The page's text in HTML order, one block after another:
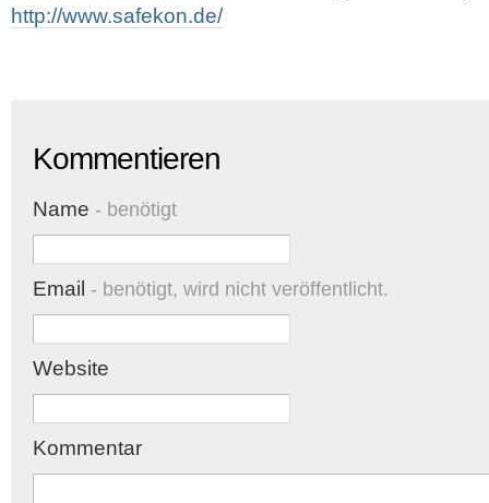
http://www.safekon.de/
Kommentieren
Name - benötigt
Email - benötigt, wird nicht veröffentlicht.
Website
Kommentar